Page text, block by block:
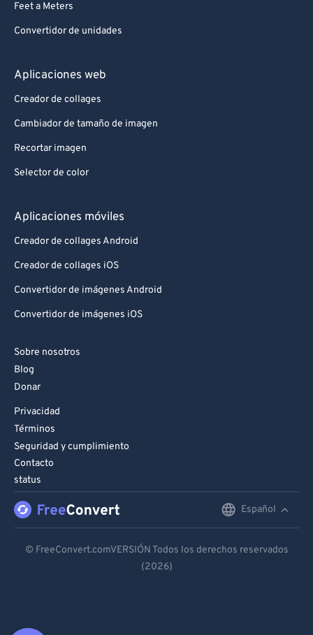
Feet a Meters
Convertidor de unidades
Aplicaciones web
Creador de collages
Cambiador de tamaño de imagen
Recortar imagen
Selector de color
Aplicaciones móviles
Creador de collages Android
Creador de collages iOS
Convertidor de imágenes Android
Convertidor de imágenes iOS
Sobre nosotros
Blog
Donar
Privacidad
Términos
Seguridad y cumplimiento
Contacto
status
Español
Español
© FreeConvert.comVERSIÓN Todos los derechos reservados
(2026)